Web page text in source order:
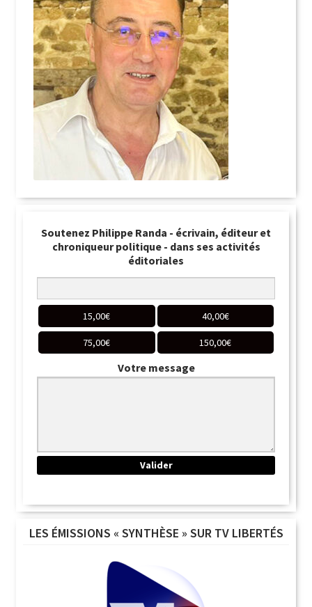
Soutenez Philippe Randa - écrivain, éditeur et
chroniqueur politique - dans ses activités
éditoriales
15,00€ 40,00€
75,00€ 150,00€
Votre message
LES ÉMISSIONS « SYNTHÈSE » SUR TV LIBERTÉS